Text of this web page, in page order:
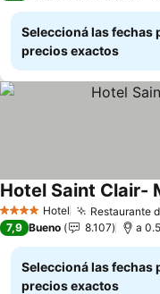
Seleccioná las fechas
precios exactos
4 EstrellasHotel Restaurante
Hotel Saint Clair-
7,9 Bueno 8.107 a
Seleccioná las fechas
precios exactos